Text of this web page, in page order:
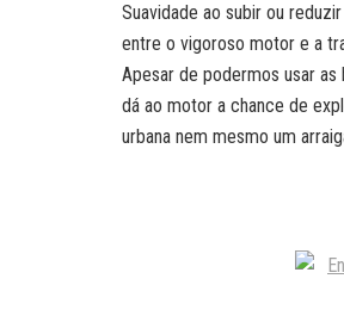
Suavidade ao subir ou
entre o vigoroso motor e a
Apesar de podermos usar as
dá ao motor a chance de
urbana nem mesmo um